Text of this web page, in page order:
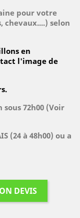
pour votre
chevaux....) selon
en
l'image de
sous 72h00 (Voir
(24 à 48h00) ou a
DEVIS